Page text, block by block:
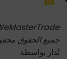
جميع الحقوق
تُدار بواسطة